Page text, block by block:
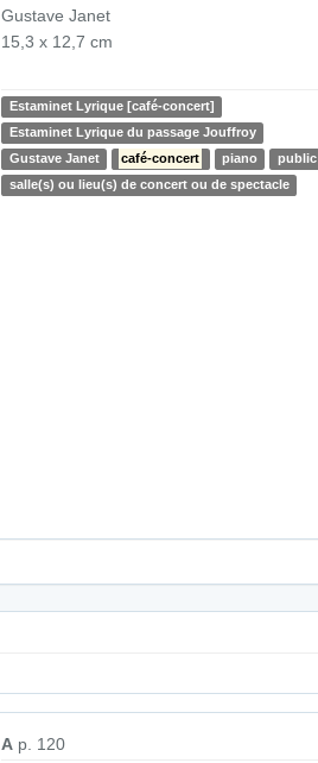
Gustave Janet
15,3 x 12,7 cm
Estaminet Lyrique [café-concert]
Estaminet Lyrique du passage Jouffroy
Gustave Janet
café-concert piano
public
salle(s) ou lieu(s) de concert ou de spectacle
A p. 120